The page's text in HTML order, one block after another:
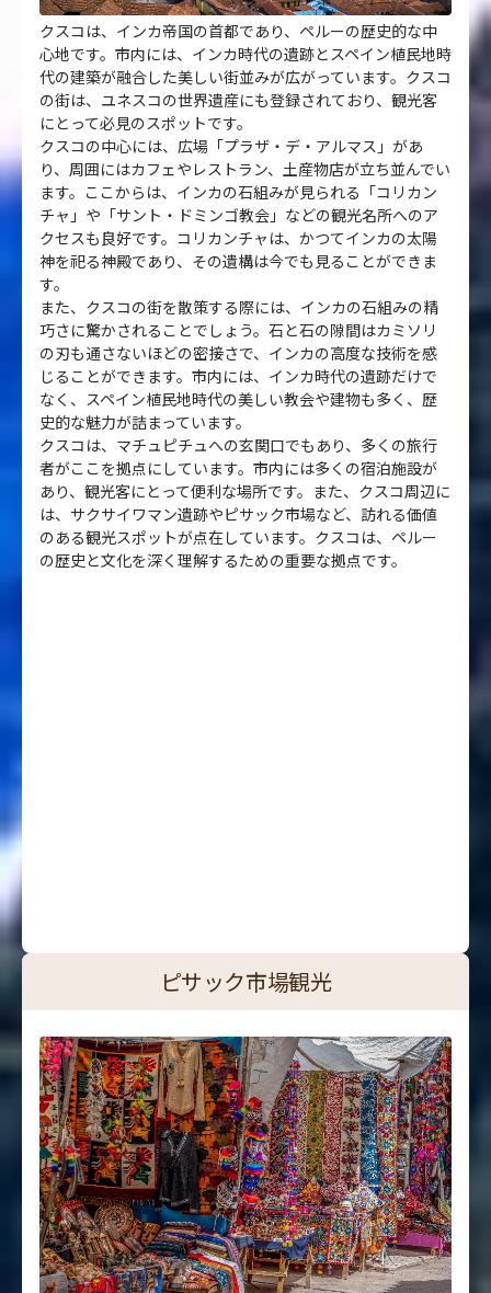
クスコは、インカ帝国の首都であり、ペルーの歴史的な中
心地です。市内には、インカ時代の遺跡とスペイン植民地時
代の建築が融合した美しい街並みが広がっています。クスコ
の街は、ユネスコの世界遺産にも登録されており、観光客
にとって必見のスポットです。
クスコの中心には、広場「プラザ・デ・アルマス」があ
り、周囲にはカフェやレストラン、土産物店が立ち並んでい
ます。ここからは、インカの石組みが見られる「コリカン
チャ」や「サント・ドミンゴ教会」などの観光名所へのア
クセスも良好です。コリカンチャは、かつてインカの太陽
神を祀る神殿であり、その遺構は今でも見ることができま
す。
また、クスコの街を散策する際には、インカの石組みの精
巧さに驚かされることでしょう。石と石の隙間はカミソリ
の刃も通さないほどの密接さで、インカの高度な技術を感
じることができます。市内には、インカ時代の遺跡だけで
なく、スペイン植民地時代の美しい教会や建物も多く、歴
史的な魅力が詰まっています。
クスコは、マチュピチュへの玄関口でもあり、多くの旅行
者がここを拠点にしています。市内には多くの宿泊施設が
あり、観光客にとって便利な場所です。また、クスコ周辺に
は、サクサイワマン遺跡やピサック市場など、訪れる価値
のある観光スポットが点在しています。クスコは、ペルー
の歴史と文化を深く理解するための重要な拠点です。
ピサック市場観光